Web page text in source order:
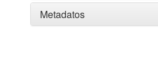
Metadatos